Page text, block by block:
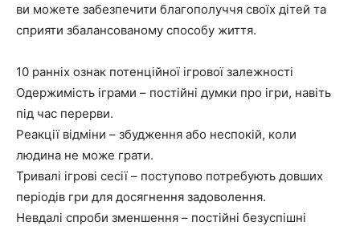
ви можете забезпечити благополуччя своїх дітей та
сприяти збалансованому способу життя.
10 ранніх ознак потенційної ігрової залежності
Одержимість іграми – постійні думки про ігри, навіть
під час перерви.
Реакції відміни – збудження або неспокій, коли
людина не може грати.
Тривалі ігрові сесії – поступово потребують довших
періодів гри для досягнення задоволення.
Невдалі спроби зменшення – постійні безуспішні